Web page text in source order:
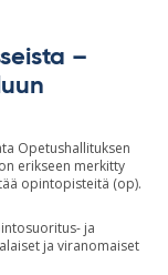
–
Opetushallituksen
erikseen merkitty
opintopisteitä (op).
ja
ja viranomaiset